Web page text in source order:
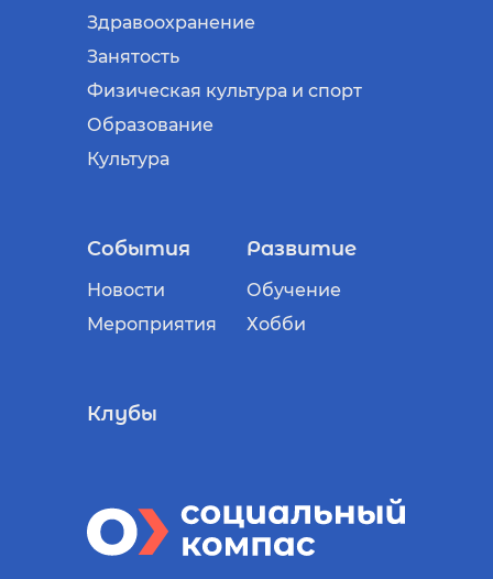
Здравоохранение
Занятость
Физическая культура и спорт
Образование
Культура
События
Новости
Мероприятия
Развитие
Обучение
Хобби
Клубы